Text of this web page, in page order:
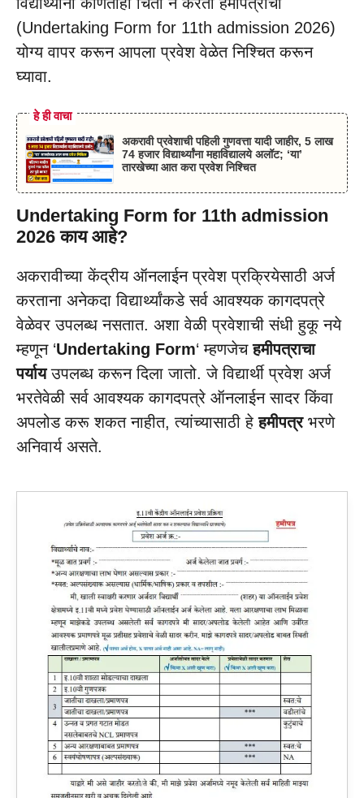
(Undertaking Form for 11th admission 2026)
योग्य वापर करून आपला प्रवेश वेळेत निश्चित करून
घ्यावा.
हे ही वाचा
अकरावी प्रवेशाची पहिली गुणवत्ता यादी जाहीर, 5 लाख
74 हजार विद्यार्थ्यांना महाविद्यालये अलॉट; ‘या’
तारखेच्या आत करा प्रवेश निश्चित
Undertaking Form for 11th admission
2026 काय आहे?
अकरावीच्या केंद्रीय ऑनलाईन प्रवेश प्रक्रियेसाठी अर्ज
करताना अनेकदा विद्यार्थ्यांकडे सर्व आवश्यक कागदपत्रे
वेळेवर उपलब्ध नसतात. अशा वेळी प्रवेशाची संधी हुकू नये
म्हणून ‘Undertaking Form‘ म्हणजेचहमीपत्राचा
पर्यायउपलब्ध करून दिला जातो. जे विद्यार्थी प्रवेश अर्ज
भरतेवेळी सर्व आवश्यक कागदपत्रे ऑनलाईन सादर किंवा
अपलोड करू शकत नाहीत, त्यांच्यासाठी हेहमीपत्रभरणे
अनिवार्य असते.